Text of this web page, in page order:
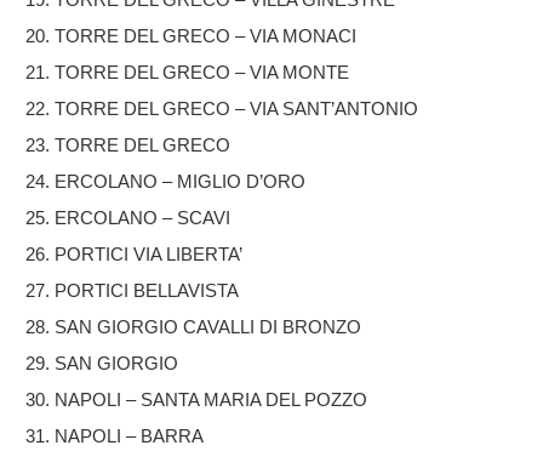
TORRE DEL GRECO – VIA MONACI
TORRE DEL GRECO – VIA MONTE
TORRE DEL GRECO – VIA SANT’ANTONIO
TORRE DEL GRECO
ERCOLANO – MIGLIO D’ORO
ERCOLANO – SCAVI
PORTICI VIA LIBERTA’
PORTICI BELLAVISTA
SAN GIORGIO CAVALLI DI BRONZO
SAN GIORGIO
NAPOLI – SANTA MARIA DEL POZZO
NAPOLI – BARRA